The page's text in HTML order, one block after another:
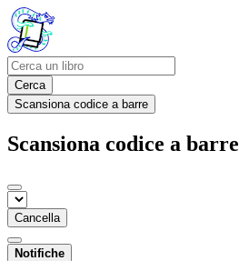
Cerca
Scansiona codice a barre
Scansiona codice a barre
Cancella
Notifiche